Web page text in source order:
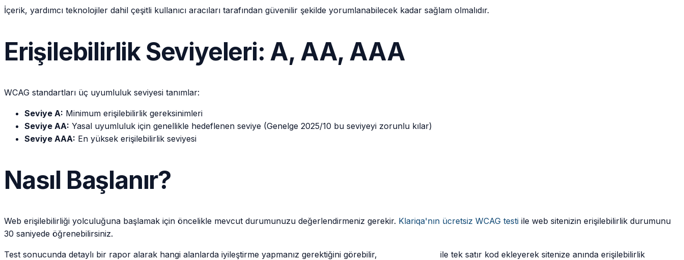
İçerik, yardımcı teknolojiler dahil çeşitli kullanıcı aracıları tarafından güvenilir şekilde yorumlanabilecek kadar sağlam olmalıdır.
Erişilebilirlik Seviyeleri: A, AA, AAA
WCAG standartları üç uyumluluk seviyesi tanımlar:
Seviye A: Minimum erişilebilirlik gereksinimleri
Seviye AA: Yasal uyumluluk için genellikle hedeflenen seviye (Genelge 2025/10 bu seviyeyi zorunlu kılar)
Seviye AAA: En yüksek erişilebilirlik seviyesi
Nasıl Başlanır?
Web erişilebilirliği yolculuğuna başlamak için öncelikle mevcut durumunuzu değerlendirmeniz gerekir. Klariqa'nın ücretsiz WCAG testi ile web sitenizin erişilebilirlik durumunu
30 saniyede öğrenebilirsiniz.
Test sonucunda detaylı bir rapor alarak hangi alanlarda iyileştirme yapmanız gerektiğini görebilir,
ile tek satır kod ekleyerek sitenize anında erişilebilirlik